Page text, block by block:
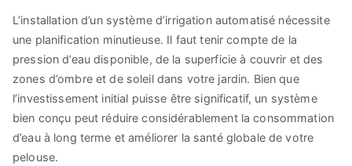
L’installation d’un système d’irrigation automatisé nécessite
une planification minutieuse. Il faut tenir compte de la
pression d’eau disponible, de la superficie à couvrir et des
zones d’ombre et de soleil dans votre jardin. Bien que
l’investissement initial puisse être significatif, un système
bien conçu peut réduire considérablement la consommation
d’eau à long terme et améliorer la santé globale de votre
pelouse.